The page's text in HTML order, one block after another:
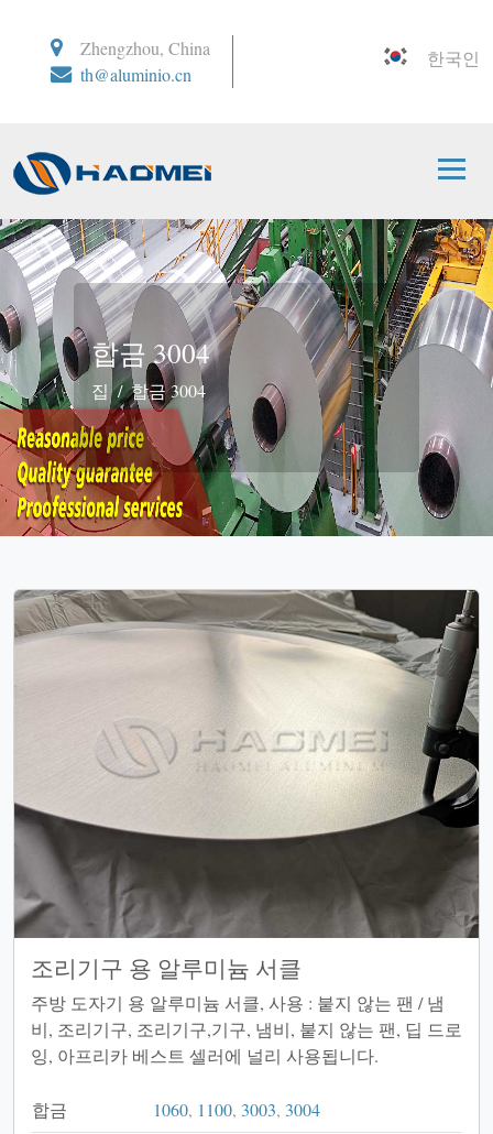
Zhengzhou, China
th@aluminio.cn
한국인
합금 3004
집 합금 3004
조리기구 용 알루미늄 서클
주방 도자기 용 알루미늄 서클, 사용 : 붙지 않는 팬 / 냄
비, 조리기구, 조리기구,기구, 냄비, 붙지 않는 팬, 딥 드로
잉, 아프리카 베스트 셀러에 널리 사용됩니다.
합금 1060, 1100, 3003, 3004